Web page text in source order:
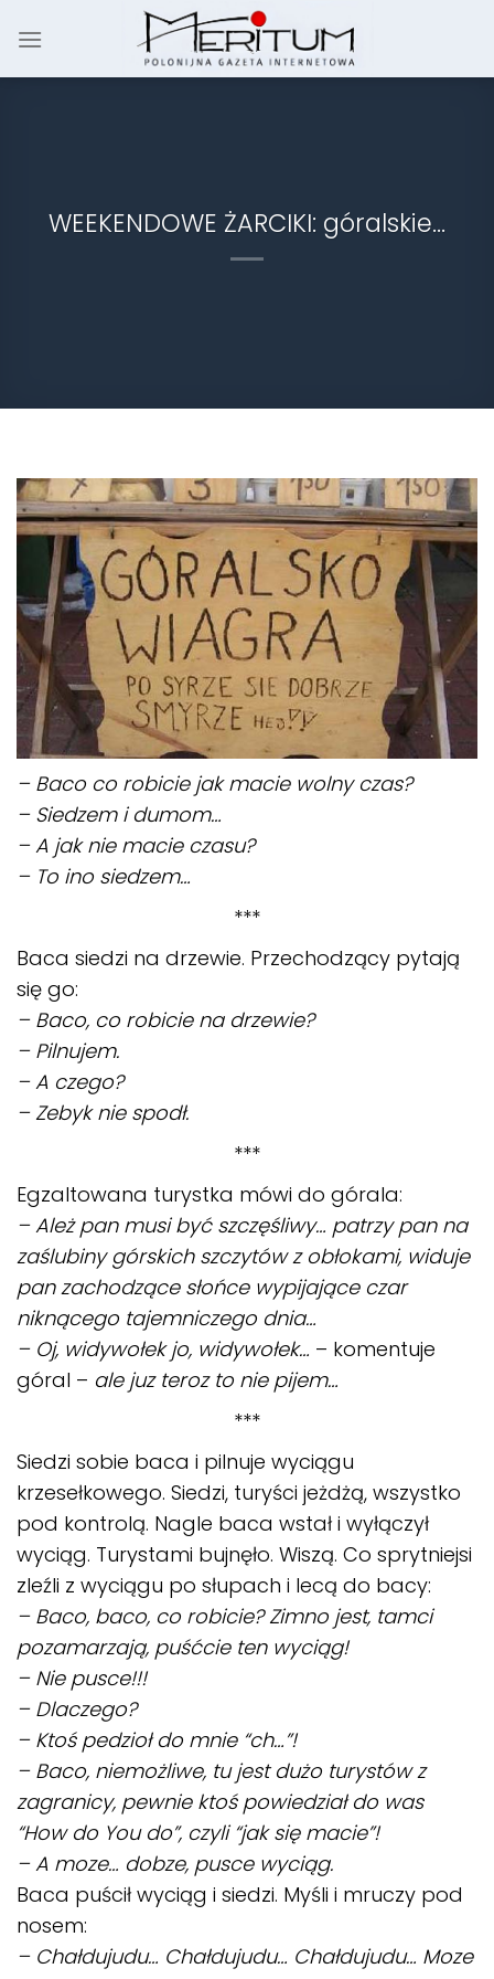
WEEKENDOWE ŻARCIKI: góralskie…
– Baco co robicie jak macie wolny czas?
– Siedzem i dumom…
– A jak nie macie czasu?
– To ino siedzem…
***
Baca siedzi na drzewie. Przechodzący pytają
się go:
– Baco, co robicie na drzewie?
– Pilnujem.
– A czego?
– Zebyk nie spodł.
***
Egzaltowana turystka mówi do górala:
– Ależ pan musi być szczęśliwy… patrzy pan na
zaślubiny górskich szczytów z obłokami, widuje
pan zachodzące słońce wypijające czar
niknącego tajemniczego dnia…
– Oj, widywołek jo, widywołek… – komentuje
góral – ale juz teroz to nie pijem…
***
Siedzi sobie baca i pilnuje wyciągu
krzesełkowego. Siedzi, turyści jeżdżą, wszystko
pod kontrolą. Nagle baca wstał i wyłączył
wyciąg. Turystami bujnęło. Wiszą. Co sprytniejsi
zleźli z wyciągu po słupach i lecą do bacy:
– Baco, baco, co robicie? Zimno jest, tamci
pozamarzają, puśćcie ten wyciąg!
– Nie pusce!!!
– Dlaczego?
– Ktoś pedzioł do mnie “ch…”!
– Baco, niemożliwe, tu jest dużo turystów z
zagranicy, pewnie ktoś powiedział do was
“How do You do”, czyli “jak się macie”!
– A moze… dobze, pusce wyciąg.
Baca puścił wyciąg i siedzi. Myśli i mruczy pod
nosem:
– Chałdujudu… Chałdujudu… Chałdujudu… Moze